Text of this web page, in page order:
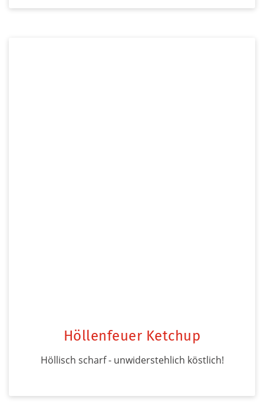
Höllenfeuer Ketchup
Höllisch scharf - unwiderstehlich köstlich!